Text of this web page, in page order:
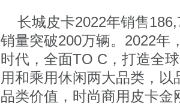
长城皮卡2022年销售
销量突破200万辆。2022年
时代，全面TO C，打造全
用和乘用休闲两大品类，
品类价值，时尚商用皮卡